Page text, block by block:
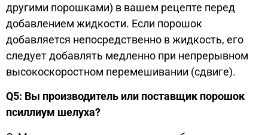
другими порошками) в вашем рецепте перед
добавлением жидкости. Если порошок
добавляется непосредственно в жидкость, его
следует добавлять медленно при непрерывном
высокоскоростном перемешивании (сдвиге).
Q5: Вы производитель или поставщик порошок
псиллиум шелуха?